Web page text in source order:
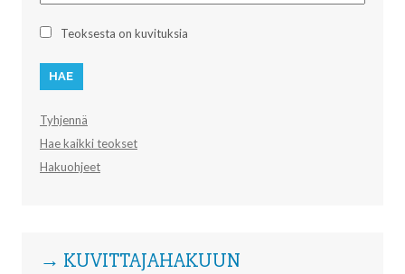
Teoksesta on kuvituksia
Tyhjennä
Hae kaikki teokset
Hakuohjeet
→ KUVITTAJAHAKUUN